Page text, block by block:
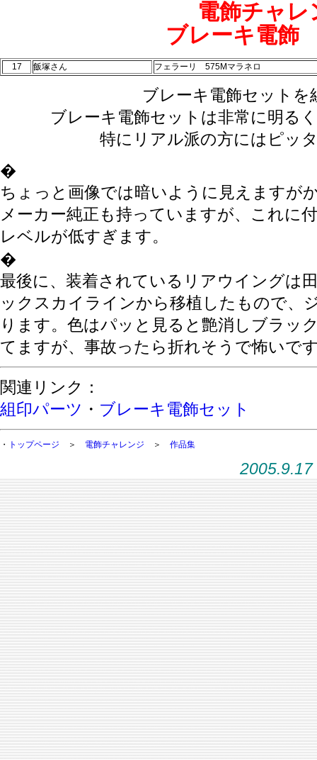
電飾チャレ
ブレーキ電飾
17 飯塚さん フェラーリ 575Mマラネロ
ブレーキ電飾セットを
ブレーキ電飾セットは非常に明る
特にリアル派の方にはピッ
�
ちょっと画像では暗いように見えますが
メーカー純正も持っていますが、これに
レベルが低すぎます。
�
最後に、装着されているリアウイングは
ックスカイラインから移植したもので、
ります。色はパッと見ると艶消しブラッ
てますが、事故ったら折れそうで怖いで
関連リンク：
組印パーツ ・ ブレーキ電飾セット
・ トップページ ＞ 電飾チャレンジ ＞ 作品集
2005.9.17